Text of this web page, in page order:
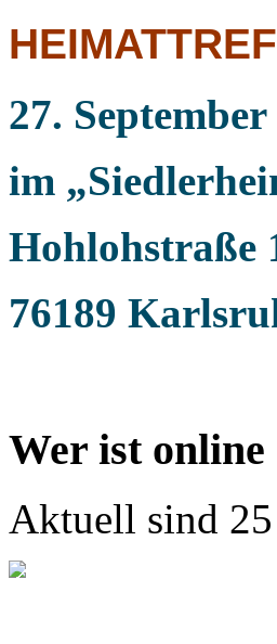
27. September
im
Hohlohstraße
76189
Wer ist online
Aktuell sind